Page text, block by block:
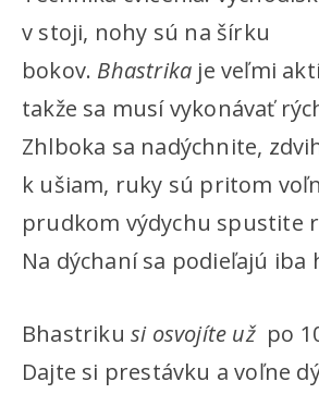
v stoji, nohy sú na šírku
bokov. Bhastrika je veľmi
takže sa musí vykonávať
Zhlboka sa nadýchnite,
k ušiam, ruky sú pritom
prudkom výdychu spustite
Na dýchaní sa podieľajú iba
Bhastriku si osvojíte už po
Dajte si prestávku a voľne